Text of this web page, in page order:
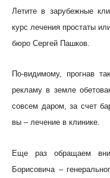
Летите в зарубежные
курс лечения простаты
бюро Сергей Пашков.
По-видимому, прогнав
рекламу в земле
совсем даром, за счет
вы – лечение в клинике.
Еще раз обращаем
Борисовича –